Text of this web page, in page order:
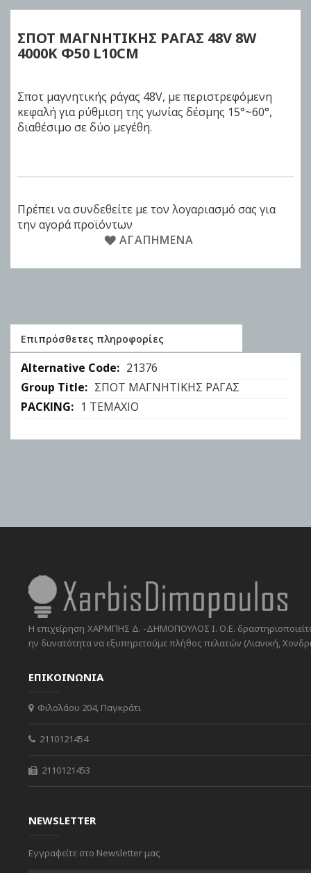
beginning
the
images
ΣΠΟΤ ΜΑΓΝΗΤΙΚΗΣ ΡΑΓΑΣ 48V 8W
4000K Φ50 L10CM
Σποτ μαγνητικής ράγας 48V, με περιστρεφόμενη
κεφαλή για ρύθμιση της γωνίας δέσμης 15°~60°,
διαθέσιμο σε δύο μεγέθη.
Πρέπει να συνδεθείτε με τον λογαριασμό σας για
την αγορά προϊόντων
ΑΓΑΠΗΜΈΝΑ
Επιπρόσθετες πληροφορίες
Επιπρόσθετες
πληροφορίες
21376
ΣΠΟΤ ΜΑΓΝΗΤΙΚΗΣ ΡΑΓΑΣ
1 ΤΕΜΑΧΙΟ
Η επιχείρηση ΧΑΡΜΠΗΣ Δ. -ΔΗΜΟΠΟΥΛΟΣ Ι. Ο.Ε.
ην δυνατότητα να εξυπηρετούμε πλήθος πελατών (Λιανική,
ΕΠΙΚΟΙΝΩΝΙΑ
Φιλολάου 204, Παγκράτι
2110121454
2110121453
NEWSLETTER
Εγγραφείτε στο Newsletter μας